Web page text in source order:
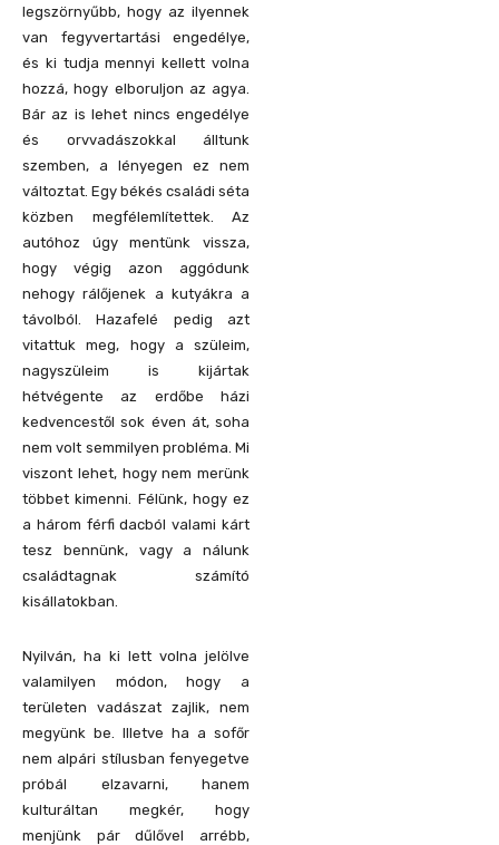
legszörnyűbb, hogy az ilyennek
van fegyvertartási engedélye,
és ki tudja mennyi kellett volna
hozzá, hogy elboruljon az agya.
Bár az is lehet nincs engedélye
és orvvadászokkal álltunk
szemben, a lényegen ez nem
változtat. Egy békés családi séta
közben megfélemlítettek. Az
autóhoz úgy mentünk vissza,
hogy végig azon aggódunk
nehogy rálőjenek a kutyákra a
távolból. Hazafelé pedig azt
vitattuk meg, hogy a szüleim,
nagyszüleim is kijártak
hétvégente az erdőbe házi
kedvencestől sok éven át, soha
nem volt semmilyen probléma. Mi
viszont lehet, hogy nem merünk
többet kimenni. Félünk, hogy ez
a három férfi dacból valami kárt
tesz bennünk, vagy a nálunk
családtagnak számító
kisállatokban.
Nyilván, ha ki lett volna jelölve
valamilyen módon, hogy a
területen vadászat zajlik, nem
megyünk be. Illetve ha a sofőr
nem alpári stílusban fenyegetve
próbál elzavarni, hanem
kulturáltan megkér, hogy
menjünk pár dűlővel arrébb,